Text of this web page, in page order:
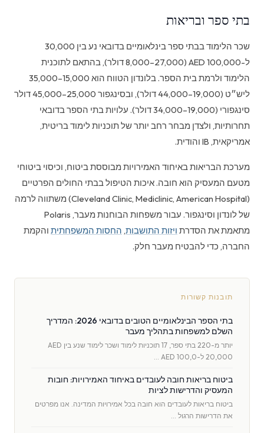
בתי ספר ובריאות
שכר הלימוד בבתי ספר בינלאומיים בדובאי נע בין 30,000
ל-100,000 AED (8,000–27,000 דולר), בהתאם לתוכנית
הלימוד ולרמת בית הספר. בלונדון הטווח הוא 15,000–35,000
ליש״ט (19,000–44,000 דולר), ובסינגפור 25,000–45,000 דולר
סינגפורי (19,000–34,000 דולר). עלויות בתי הספר בדובאי
תחרותיות, ולצדן מבחר רחב יותר של תוכניות לימוד בריטית,
אמריקאית, IB והודית.
מערכת הבריאות באיחוד האמירויות מבוססת ביטוח, וכיסוי ביטוחי
מטעם המעסיק הוא חובה. איכות הטיפול בבתי החולים הפרטיים
(Cleveland Clinic, Mediclinic, American Hospital) משתווה לרמה
של לונדון וסינגפור. עבור משפחות הבוחנות מעבר, Polaris
מתאמת את הסדרת ויזות התושבות, החסות המשפחתית והקמת
החברה, כדי להבטיח מעבר חלק.
תובנות קשורות
בתי הספר הבינלאומיים הטובים בדובאי 2026: המדריך
השלם למשפחות בתהליך מעבר
יותר מ-220 בתי ספר, 17 תוכניות לימוד ושכר לימוד שנע בין AED
20,000 ל-AED 100,0 …
ביטוח בריאות חובה לעובדים באיחוד האמירויות: חובות
המעסיק והדרישות לציות
ביטוח בריאות לעובדים הוא חובה בכל אמירויות המדינה. אנו מפרטים
את הדרישות הרגול …